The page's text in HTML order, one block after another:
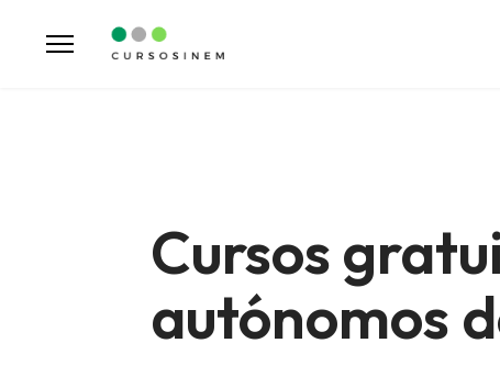
Cursos
autónomos